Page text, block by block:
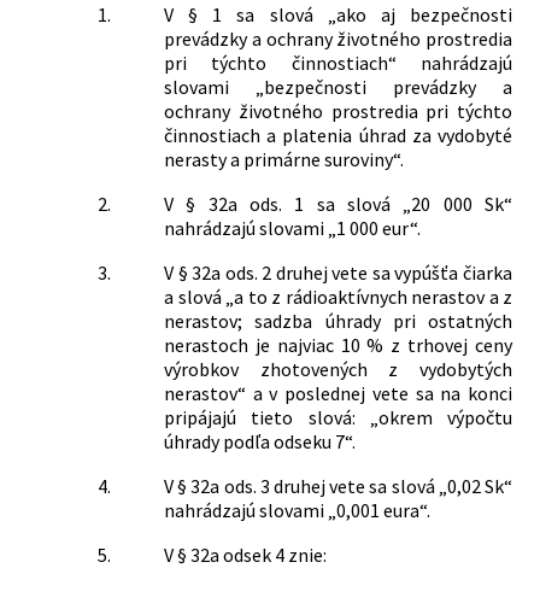
1.
V § 1 sa slová „ako aj bezpečnosti
prevádzky a ochrany životného prostredia
pri týchto činnostiach“ nahrádzajú
slovami „bezpečnosti prevádzky a
ochrany životného prostredia pri týchto
činnostiach a platenia úhrad za vydobyté
nerasty a primárne suroviny“.
2.
V § 32a ods. 1 sa slová „20 000 Sk“
nahrádzajú slovami „1 000 eur“.
3.
V § 32a ods. 2 druhej vete sa vypúšťa čiarka
a slová „a to z rádioaktívnych nerastov a z
nerastov; sadzba úhrady pri ostatných
nerastoch je najviac 10 % z trhovej ceny
výrobkov zhotovených z vydobytých
nerastov“ a v poslednej vete sa na konci
pripájajú tieto slová: „okrem výpočtu
úhrady podľa odseku 7“.
4.
V § 32a ods. 3 druhej vete sa slová „0,02 Sk“
nahrádzajú slovami „0,001 eura“.
5.
V § 32a odsek 4 znie: